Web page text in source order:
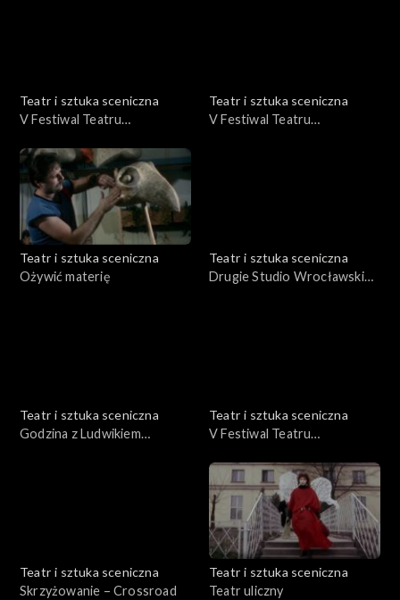
Teatr i sztuka sceniczna
V Festiwal Teatru
Teatr i sztuka sceniczna
V Festiwal Teatru
Teatr i sztuka sceniczna
Ożywić materię
Teatr i sztuka sceniczna
Drugie Studio Wrocławskie -
Teatr i sztuka sceniczna
Godzina z Ludwikiem
Teatr i sztuka sceniczna
V Festiwal Teatru
II
Teatr i sztuka sceniczna
Skrzyżowanie – Crossroad
Teatr i sztuka sceniczna
Teatr uliczny